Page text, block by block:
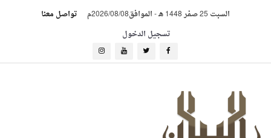
السبت 25 صفر 1448 هـ -الموافق2026/08/08م
تواصل معنا
تسجيل الدخول